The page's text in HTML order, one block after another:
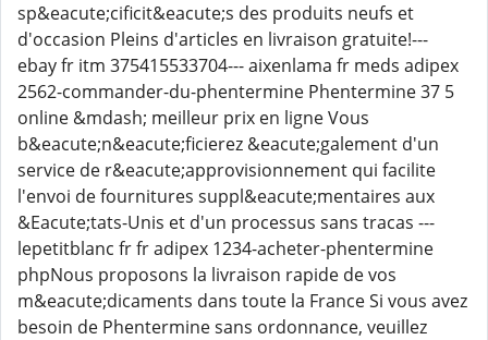
sp&eacute;cificit&eacute;s des produits neufs et
d'occasion Pleins d'articles en livraison gratuite!---
ebay fr itm 375415533704--- aixenlama fr meds adipex
2562-commander-du-phentermine Phentermine 37 5
online &mdash; meilleur prix en ligne Vous
b&eacute;n&eacute;ficierez &eacute;galement d'un
service de r&eacute;approvisionnement qui facilite
l'envoi de fournitures suppl&eacute;mentaires aux
&Eacute;tats-Unis et d'un processus sans tracas ---
lepetitblanc fr fr adipex 1234-acheter-phentermine
phpNous proposons la livraison rapide de vos
m&eacute;dicaments dans toute la France Si vous avez
besoin de Phentermine sans ordonnance, veuillez